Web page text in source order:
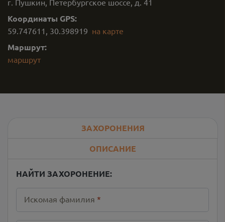
г. Пушкин, Петербургское шоссе, д. 41
Координаты GPS:
59.747611 , 30.398919 на карте
Маршрут:
маршрут
ЗАХОРОНЕНИЯ
ОПИСАНИЕ
НАЙТИ ЗАХОРОНЕНИЕ:
Искомая фамилия *